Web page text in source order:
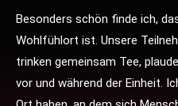
Besonders schön finde ich,
Wohlfühlort ist. Unsere
trinken gemeinsam Tee,
vor und während der Einheit.